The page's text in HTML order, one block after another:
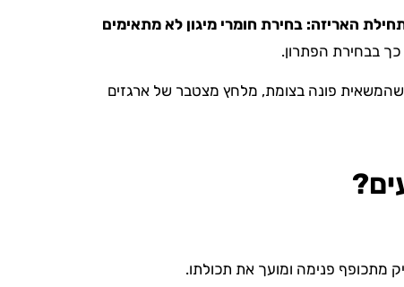
האריזה: בחירת חומרי מיגון לא מתאימים
בבחירת הפתרון.
שהמשאית פונה בצומת, מלחץ מצטבר של ארגזים
מתכופף פנימה ומועך את תכולתו.